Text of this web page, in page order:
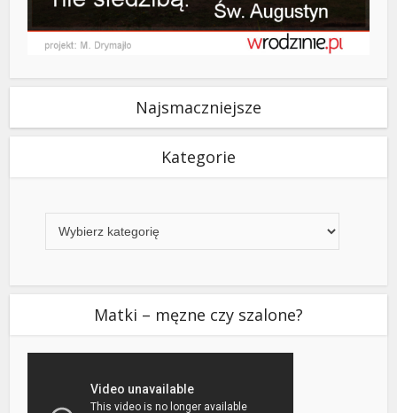
Najsmaczniejsze
Kategorie
Matki – męzne czy szalone?